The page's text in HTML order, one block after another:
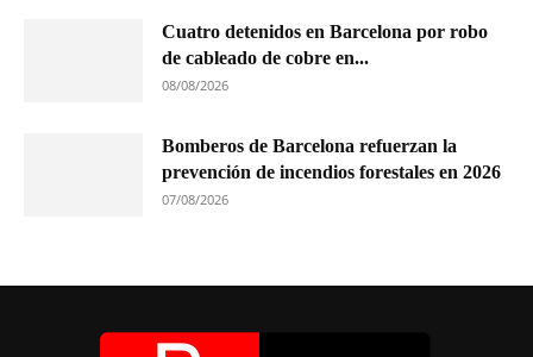
Cuatro detenidos en Barcelona por robo
de cableado de cobre en...
08/08/2026
Bomberos de Barcelona refuerzan la
prevención de incendios forestales en 2026
07/08/2026